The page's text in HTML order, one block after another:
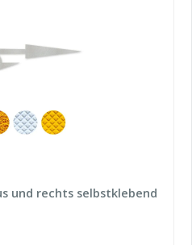
und rechts selbstklebend